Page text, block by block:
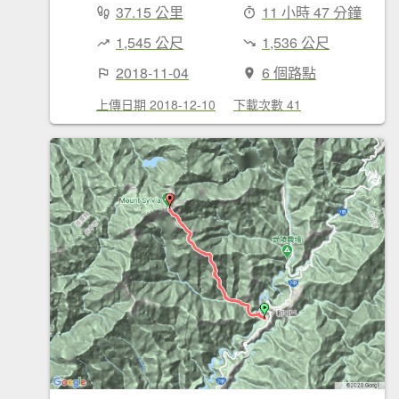
37.15 公里
11 小時 47 分鐘
1,545 公尺
1,536 公尺
2018-11-04
6 個路點
上傳日期 2018-12-10 下載次數 41